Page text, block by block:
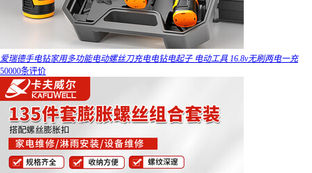
爱瑞德手电钻家用多功能电动螺丝刀充电电钻电起子 电动工具 16.8v无刷两电一充
50000条评价